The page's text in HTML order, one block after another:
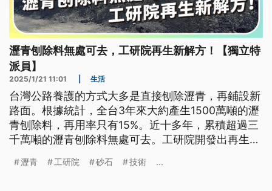
瀝青刨除料無處可去，工研院再生新解方！【獨立特
派員】
2025/1/21 11:01 生活
台灣公路養護的方式大多是直接刨除瀝青，再鋪設新
路面。根據統計，全台3年來大約產生1500萬噸的瀝
青刨除料，再用率只有15%。近十多年，累積超過三
千萬噸的瀝青刨除料無處可去。工研院開發出再生劑
新解方，不過推廣過程也有不少挑戰。
瀝青 工研院 砂石 技術 ...